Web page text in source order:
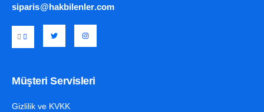
siparis@hakbilenler.com
Müşteri Servisleri
Gizlilik ve KVKK